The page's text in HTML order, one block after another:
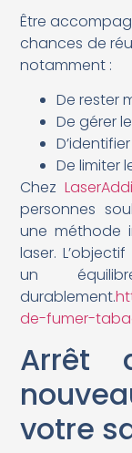
Être
chances de
notamment :
De rester
De gérer
De limiter
Chez
personnes
une méthode
laser.
un
durablement.
de-fumer-
Arrêt
votre